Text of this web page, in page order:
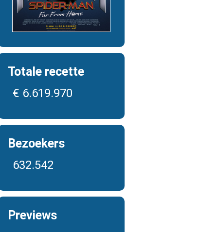
Totale recette
€ 6.619.970
Bezoekers
632.542
Previews